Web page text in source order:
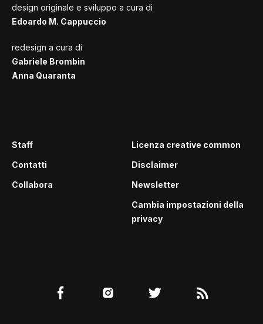
design originale e sviluppo a cura di
Edoardo M. Cappuccio
redesign a cura di
Gabriele Brombin
Anna Quaranta
Staff
Contatti
Collabora
Licenza creative common
Disclaimer
Newsletter
Cambia impostazioni della
privacy